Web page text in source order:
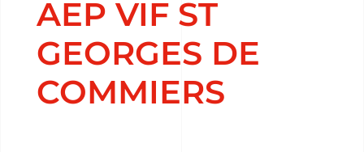
AEP VIF ST
GEORGES DE
COMMIERS